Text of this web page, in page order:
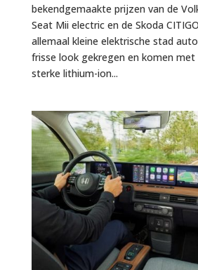
bekendgemaakte prijzen van de
Seat Mii electric en de Skoda
allemaal kleine elektrische stad
frisse look gekregen en komen met
sterke lithium-ion...